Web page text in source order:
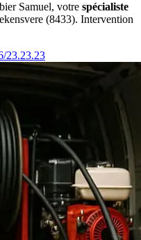
Samuel, votre spécialiste
(8433). Intervention
23.23.23